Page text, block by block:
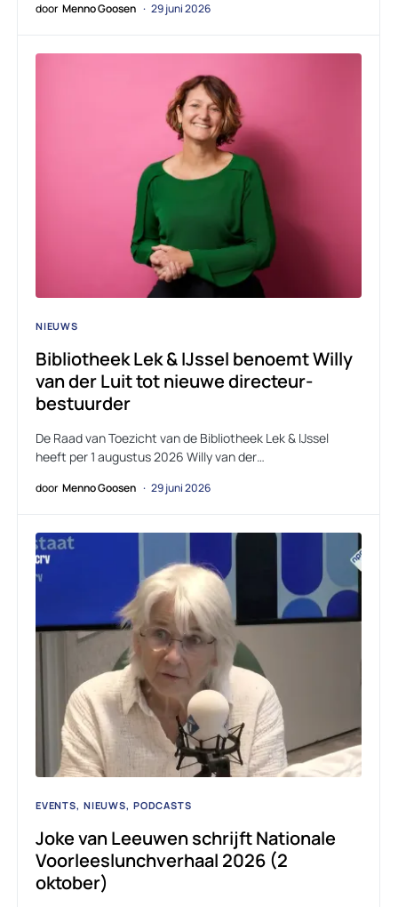
door Menno Goosen 29 juni 2026
NIEUWS
Bibliotheek Lek & IJssel benoemt Willy
van der Luit tot nieuwe directeur-
bestuurder
De Raad van Toezicht van de Bibliotheek Lek & IJssel
heeft per 1 augustus 2026 Willy van der…
door Menno Goosen 29 juni 2026
EVENTS NIEUWS PODCASTS
Joke van Leeuwen schrijft Nationale
Voorleeslunchverhaal 2026 (2
oktober)